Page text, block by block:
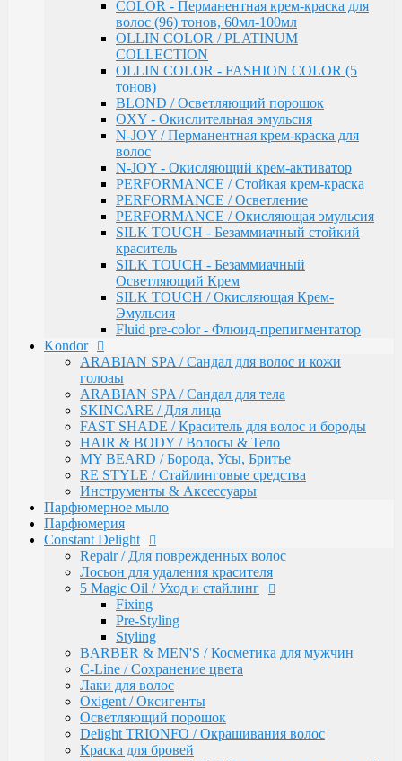
HAIR & BODY / Волосы & Тело
MY BEARD / Борода, Усы, Бритье
RE STYLE / Стайлинговые средства
Инструменты & Аксессуары
Парфюмерное мыло
Парфюмерия
Constant Delight
Repair / Для поврежденных волос
Лосьон для удаления красителя
5 Magic Oil / Уход и стайлинг
Fixing
Pre-Styling
Styling
BARBER & MEN'S / Косметика для мужчин
C-Line / Сохранение цвета
Лаки для волос
Oxigent / Оксигенты
Осветляющий порошок
Delight TRIONFO / Окрашивания волос
Краска для бровей
Crema Colorante Vit C / Краситель с витамином С
кашемиром и алоэ
Olio Colorante / Масло для окрашивания волос
Delightex / Мультивитаминная защита
Крио Терапия
SPA / Терапия с шелком
Серия против выпадения
Восстановление волос
Intensive
Bio Flowers Water / Уход за волосами
Be Wavy / Химическая завивка
Одноразовая продукция
Lador
Бальзамы и кондиционеры
Защита, Лечения и Восстановления
Маски
Масла
Сыворотки
Уход за телом / Скрабы и пилинги
Шампуни
Kapous
Total Reconstruction
Arganoil
Обесцвечивающие продукты Arganoil
Стайлинг Arganoil
Уход за волосами Arganoil
COLOR - Перманентная крем-краска для
волос (96) тонов, 60мл-100мл
OLLIN COLOR / PLATINUM
COLLECTION
OLLIN COLOR - FASHION COLOR (5
тонов)
BLOND / Осветляющий порошок
OXY - Окислительная эмульсия
N-JOY / Перманентная крем-краска для
волос
N-JOY - Окисляющий крем-активатор
PERFORMANCE / Стойкая крем-краска
PERFORMANCE / Осветление
PERFORMANCE / Окисляющая эмульсия
SILK TOUCH - Безаммиачный стойкий
краситель
SILK TOUCH - Безаммиачный
Осветляющий Крем
SILK TOUCH / Окисляющая Крем-
Эмульсия
Fluid pre-color - Флюид-препигментатор
Kondor
ARABIAN SPA / Сандал для волос и кожи
голоаы
ARABIAN SPA / Сандал для тела
SKINCARE / Для лица
FAST SHADE / Краситель для волос и бороды
HAIR & BODY / Волосы & Тело
MY BEARD / Борода, Усы, Бритье
RE STYLE / Стайлинговые средства
Инструменты & Аксессуары
Парфюмерное мыло
Парфюмерия
Constant Delight
Repair / Для поврежденных волос
Лосьон для удаления красителя
5 Magic Oil / Уход и стайлинг
Fixing
Pre-Styling
Styling
BARBER & MEN'S / Косметика для мужчин
C-Line / Сохранение цвета
Лаки для волос
Oxigent / Оксигенты
Осветляющий порошок
Delight TRIONFO / Окрашивания волос
Краска для бровей